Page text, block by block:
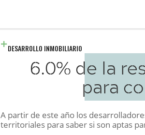
DESARROLLO INMOBILIARIO
6.0% de la
para
A partir de este año los
territoriales para saber si son aptas